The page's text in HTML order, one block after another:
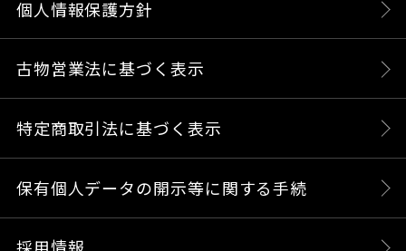
個人情報保護方針
古物営業法に基づく表示
特定商取引法に基づく表示
保有個人データの開示等に関する手続